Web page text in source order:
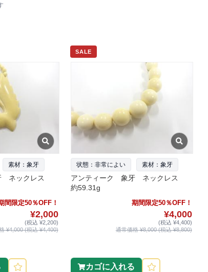
素材：象牙
ネックレス
間限定50％OFF！
¥2,000
(税込 ¥2,200)
¥4,000 (税込 ¥4,400)
SALE
状態：非常によい 素材：象牙
アンティーク 象牙 ネックレス
約59.31g
期間限定50％OFF！
¥4,000
(税込 ¥4,400)
通常価格 ¥8,000 (税込 ¥8,800)
カゴに入れる